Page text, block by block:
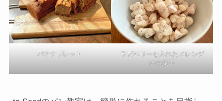
バナナブレット
ラズベリーを入れたメレンゲ
のお菓子